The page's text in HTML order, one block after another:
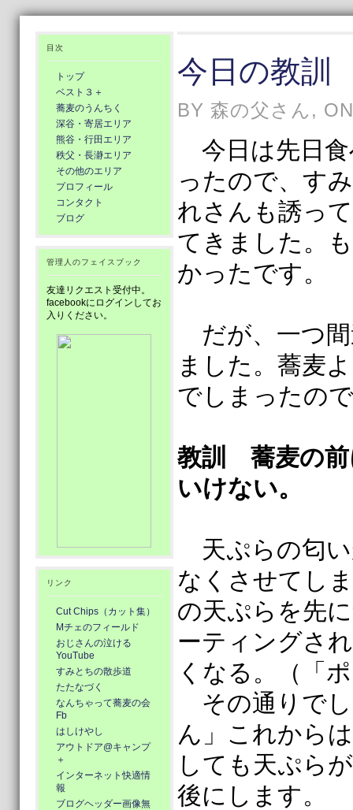
目次
トップ
ベスト３＋
蕎麦のうんちく
深谷・寄居エリア
熊谷・行田エリア
秩父・長瀞エリア
その他のエリア
プロフィール
コンタクト
ブログ
管理人のフェイスブック
友達リクエスト受付中。
facebookにログインしてお
入りください。
リンク
Cut Chips（カット集）
Mチェのフィールド
おじさんの泣ける
YouTube
すみとちの散歩道
たたなづく
なんちゃって蕎麦の会
Fb
はしけやし
アウトドア@キャンプ
＋
インターネット快適情
報
ブログヘッダー画像無
今日の教訓
BY 森の父さん,
今日は先日食
ったので、す
れさんも誘っ
てきました。
かったです。
だが、一つ
ました。蕎麦
でしまったの
教訓 蕎麦の前
いけない。
天ぷらの匂い
なくさせてし
の天ぷらを先
ーティングさ
くなる。（「
その通りで
ん」これから
しても天ぷら
後にします。